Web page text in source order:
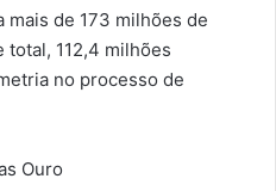
mais de 173 milhões de
total, 112,4 milhões
no processo de
Ouro